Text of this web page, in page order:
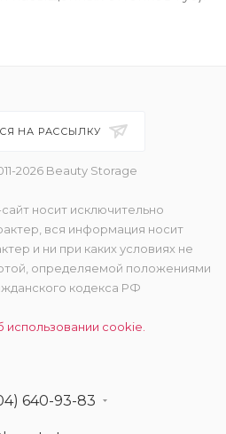
НА РАССЫЛКУ
2026 Beauty Storage
носит исключительно
вся информация носит
и ни при каких условиях не
определяемой положениями
кодекса РФ
cookie.
640-93-83